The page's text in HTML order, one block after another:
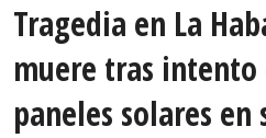
Tragedia en La
muere tras intento
paneles solares en